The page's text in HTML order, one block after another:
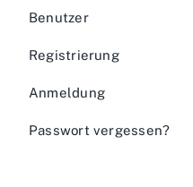
Benutzer
Registrierung
Anmeldung
Passwort vergessen?